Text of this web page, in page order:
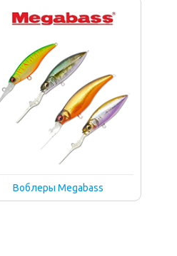
Воблеры Megabass